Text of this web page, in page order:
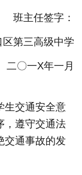
主任签字：
第三高级中学
〇一X年一月
生交通安全意
，遵守交通法
交通事故的发